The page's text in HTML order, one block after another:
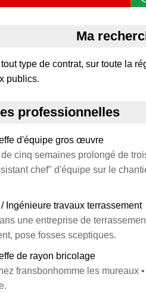
Ma
type de contrat, sur toute la
publics.
professionnelles
d'équipe gros œuvre
cinq semaines prolongé de
chef" d'équipe sur le
Ingénieure travaux terrassement
une entreprise de
pose fosses sceptiques.
de rayon bricolage
fransbonhomme les mureaux